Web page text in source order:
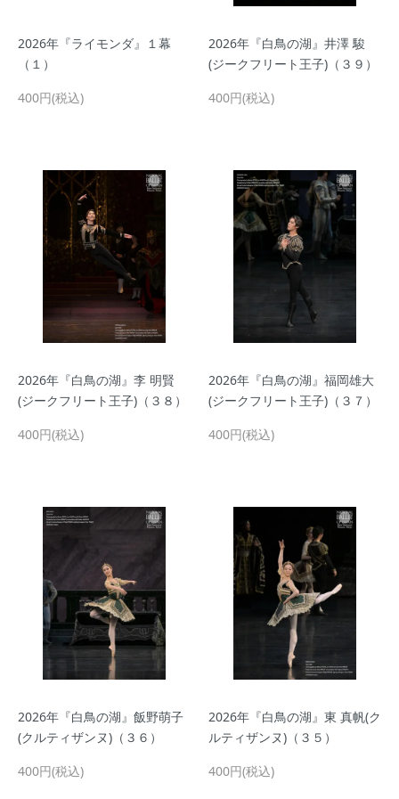
2026年『ライモンダ』１幕
（１）
400円(税込)
2026年『白鳥の湖』井澤 駿
(ジークフリート王子)（３９）
400円(税込)
2026年『白鳥の湖』李 明賢
(ジークフリート王子)（３８）
400円(税込)
2026年『白鳥の湖』福岡雄大
(ジークフリート王子)（３７）
400円(税込)
2026年『白鳥の湖』飯野萌子
(クルティザンヌ)（３６）
400円(税込)
2026年『白鳥の湖』東 真帆(ク
ルティザンヌ)（３５）
400円(税込)